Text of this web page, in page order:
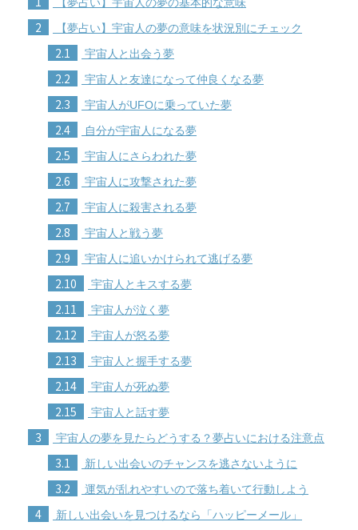
2 【夢占い】宇宙人の夢の意味を状況別にチェック
2.1 宇宙人と出会う夢
2.2 宇宙人と友達になって仲良くなる夢
2.3 宇宙人がUFOに乗っていた夢
2.4 自分が宇宙人になる夢
2.5 宇宙人にさらわれた夢
2.6 宇宙人に攻撃された夢
2.7 宇宙人に殺害される夢
2.8 宇宙人と戦う夢
2.9 宇宙人に追いかけられて逃げる夢
2.10 宇宙人とキスする夢
2.11 宇宙人が泣く夢
2.12 宇宙人が怒る夢
2.13 宇宙人と握手する夢
2.14 宇宙人が死ぬ夢
2.15 宇宙人と話す夢
3 宇宙人の夢を見たらどうする？夢占いにおける注意点
3.1 新しい出会いのチャンスを逃さないように
3.2 運気が乱れやすいので落ち着いて行動しよう
4 新しい出会いを見つけるなら「ハッピーメール」